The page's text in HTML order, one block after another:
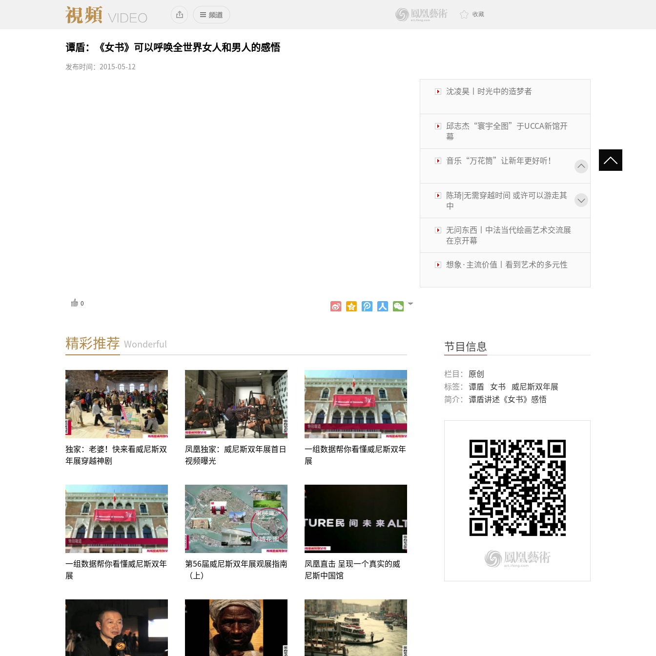
收藏
谭盾：《女书》可以呼唤全世界女人和男人的感悟
发布时间：2015-05-12
沈凌昊丨时光中的造梦者
邱志杰“寰宇全图”于UCCA新馆开
幕
音乐“万花筒”让新年更好听！
陈琦|无需穿越时间 或许可以游走其
中
无问东西丨中法当代绘画艺术交流展
在京开幕
想象·主流价值丨看到艺术的多元性
代艺术的碰撞
风景画展丨穿越大洋的艺术
鉴往知来丨华人教育名家共话“大艺
艺术翻转地方经济：日本「濑户内国
际艺术节」
墨韵语丝有知音丨《金耀基教授书法
及文献收藏展》在京开幕
圳“琵鹭杯”隆重举行
0
精彩推荐 Wonderful
独家：老婆！快来看威尼斯双
年展穿越神剧
凤凰独家：威尼斯双年展首日
视频曝光
一组数据帮你看懂威尼斯双年
展
一组数据帮你看懂威尼斯双年
展
第56届威尼斯双年展观展指南
（上）
凤凰直击 呈现一个真实的威
尼斯中国馆
节目信息
栏目：
原创
标签：
谭盾 女书
威尼斯双年展
简介：
谭盾讲述《女书》感悟